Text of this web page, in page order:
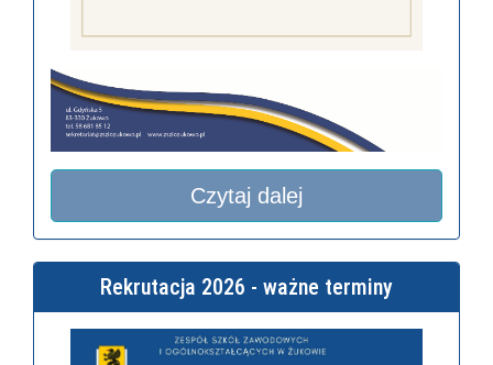
Czytaj dalej
Rekrutacja 2026 - ważne terminy